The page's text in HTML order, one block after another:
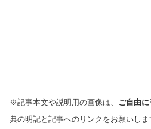
※記事本文や説明用の画像は、 ご自由に
典の明記と記事へのリンクをお願いしま